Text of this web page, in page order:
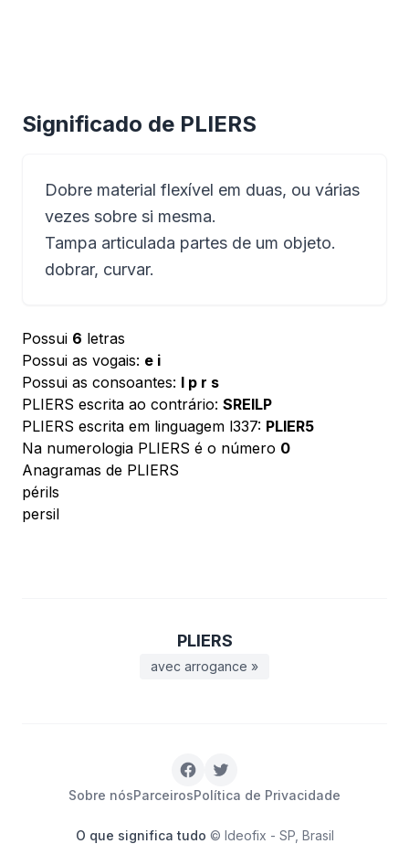
Significado de PLIERS
Dobre material flexível em duas, ou várias
vezes sobre si mesma.
Tampa articulada partes de um objeto.
dobrar, curvar.
Possui 6 letras
Possui as vogais: e i
Possui as consoantes: l p r s
PLIERS escrita ao contrário: SREILP
PLIERS escrita em linguagem l337: PLIER5
Na numerologia PLIERS é o número 0
Anagramas de PLIERS
périls
persil
PLIERS
avec arrogance »
Sobre nósParceirosPolítica de Privacidade
O que significa tudo © Ideofix - SP, Brasil